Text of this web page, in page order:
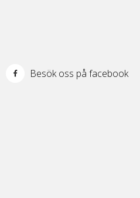
Besök oss på facebook